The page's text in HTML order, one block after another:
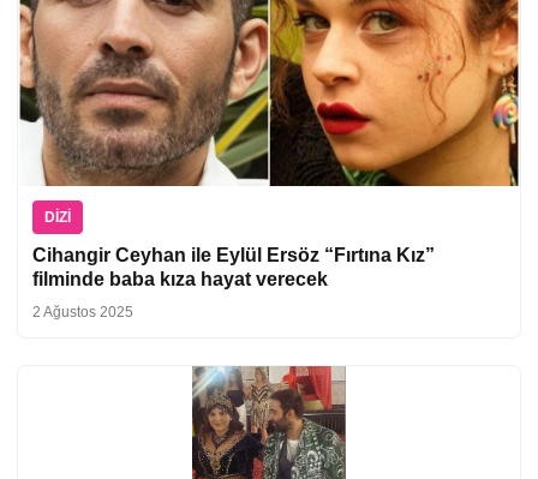
DIZI
Cihangir Ceyhan ile Eylül Ersöz “Fırtına Kız”
filminde baba kıza hayat verecek
2 Ağustos 2025